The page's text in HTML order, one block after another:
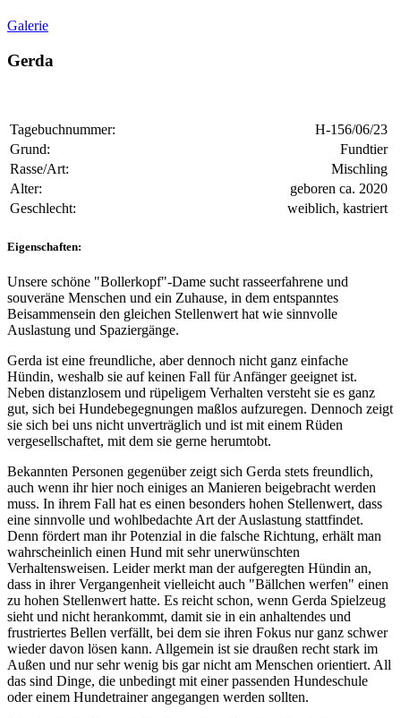
Galerie
Gerda
Tagebuchnummer:
H-156/06/23
Grund:
Fundtier
Rasse/Art:
Mischling
Alter:
geboren ca. 2020
Geschlecht:
weiblich, kastriert
Eigenschaften:
Unsere schöne "Bollerkopf"-Dame sucht rasseerfahrene und
souveräne Menschen und ein Zuhause, in dem entspanntes
Beisammensein den gleichen Stellenwert hat wie sinnvolle
Auslastung und Spaziergänge.
Gerda ist eine freundliche, aber dennoch nicht ganz einfache
Hündin, weshalb sie auf keinen Fall für Anfänger geeignet ist.
Neben distanzlosem und rüpeligem Verhalten versteht sie es ganz
gut, sich bei Hundebegegnungen maßlos aufzuregen. Dennoch zeigt
sie sich bei uns nicht unverträglich und ist mit einem Rüden
vergesellschaftet, mit dem sie gerne herumtobt.
Bekannten Personen gegenüber zeigt sich Gerda stets freundlich,
auch wenn ihr hier noch einiges an Manieren beigebracht werden
muss. In ihrem Fall hat es einen besonders hohen Stellenwert, dass
eine sinnvolle und wohlbedachte Art der Auslastung stattfindet.
Denn fördert man ihr Potenzial in die falsche Richtung, erhält man
wahrscheinlich einen Hund mit sehr unerwünschten
Verhaltensweisen. Leider merkt man der aufgeregten Hündin an,
dass in ihrer Vergangenheit vielleicht auch "Bällchen werfen" einen
zu hohen Stellenwert hatte. Es reicht schon, wenn Gerda Spielzeug
sieht und nicht herankommt, damit sie in ein anhaltendes und
frustriertes Bellen verfällt, bei dem sie ihren Fokus nur ganz schwer
wieder davon lösen kann. Allgemein ist sie draußen recht stark im
Außen und nur sehr wenig bis gar nicht am Menschen orientiert. All
das sind Dinge, die unbedingt mit einer passenden Hundeschule
oder einem Hundetrainer angegangen werden sollten.